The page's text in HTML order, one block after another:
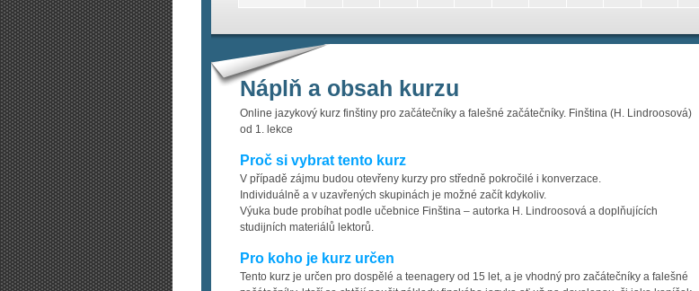
Náplň a obsah kurzu
Online jazykový kurz finštiny pro začátečníky a falešné začátečníky. Finština (H. Lindroosová)
od 1. lekce
Proč si vybrat tento kurz
V případě zájmu budou otevřeny kurzy pro středně pokročilé i konverzace.
Individuálně a v uzavřených skupinách je možné začít kdykoliv.
Výuka bude probíhat podle učebnice Finština – autorka H. Lindroosová a doplňujících
studijních materiálů lektorů.
Pro koho je kurz určen
Tento kurz je určen pro dospělé a teenagery od 15 let, a je vhodný pro začátečníky a falešné